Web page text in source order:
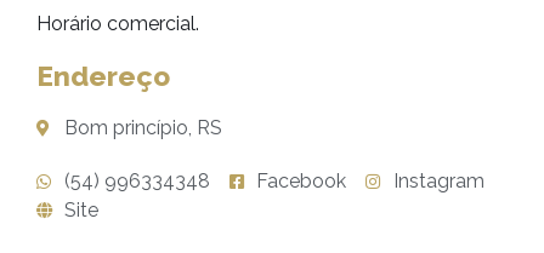
Horário comercial.
Endereço
Bom princípio, RS
(54) 996334348 Facebook
Instagram
Site